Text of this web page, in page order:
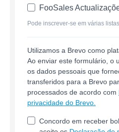
FooSales
Pode inscrever-se em várias listas.
Utilizamos a Brevo como
Ao enviar este formulário, o
os dados pessoais que
transferidos para a Brevo
processados de acordo com
privacidade do Brevo.
Concordo em receber